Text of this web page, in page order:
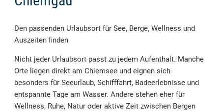
Den passenden Urlaubsort für See, Berge, Wellness und
Auszeiten finden
Nicht jeder Urlaubsort passt zu jedem Aufenthalt. Manche
Orte liegen direkt am Chiemsee und eignen sich
besonders für Seeurlaub, Schifffahrt, Badeerlebnisse und
entspannte Tage am Wasser. Andere stehen eher für
Wellness, Ruhe, Natur oder aktive Zeit zwischen Bergen